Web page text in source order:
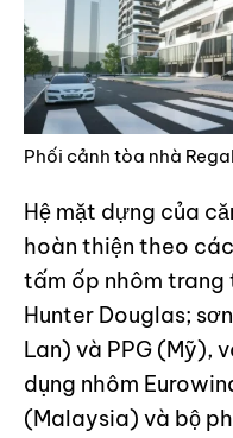
Phối cảnh tòa nhà
Hệ mặt dựng của
hoàn thiện theo
tấm ốp nhôm trang
Hunter Douglas;
Lan) và PPG (Mỹ),
dụng nhôm
(Malaysia) và bộ